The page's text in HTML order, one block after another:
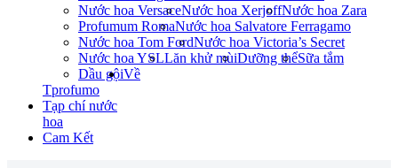
Nước hoa VersaceNước hoa XerjoffNước hoa Zara
Profumum RomaNước hoa Salvatore Ferragamo
Nước hoa Tom FordNước hoa Victoria’s Secret
Nước hoa YSLLăn khử mùiDưỡng thểSữa tắm
Dầu gộiVề
Tprofumo
Tạp chí nước
hoa
Cam Kết